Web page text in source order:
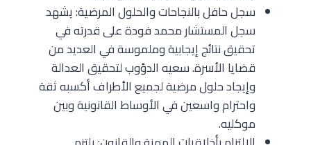
سجل حافل بالنجاحات والحلول المرضية: يشهد
سجل المستشار محمد فودة على قدرته في
تحقيق نتائج إيجابية وملموسة في العديد من
قضايا الأسرة. سعيه الدؤوب لتحقيق العدالة
وإيجاد حلول مرضية لجميع الأطراف أكسبه ثقة
واحترام واسعين في الأوساط القانونية وبين
موكليه.